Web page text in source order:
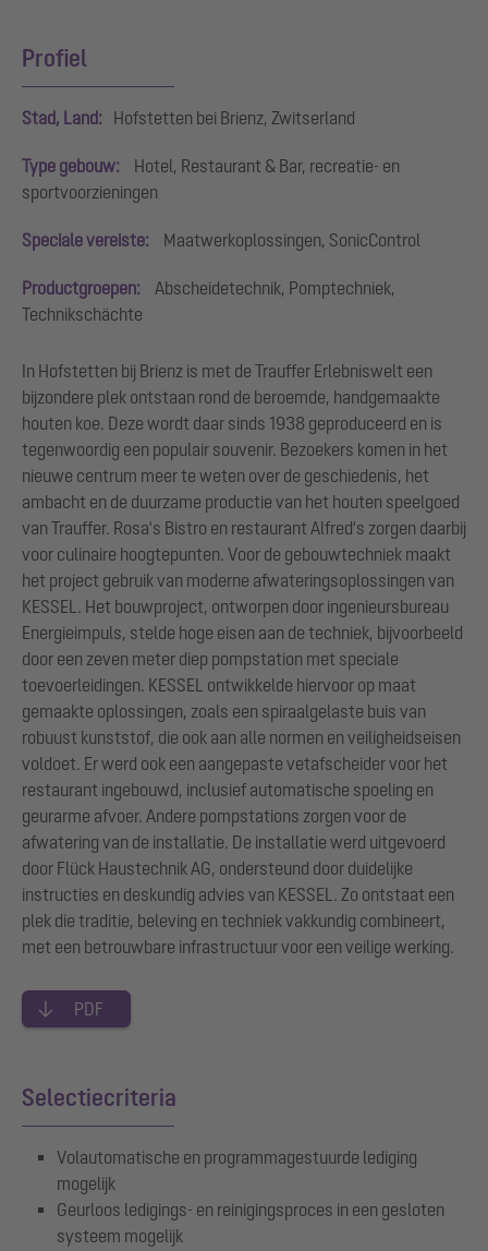
Profiel
Stad, Land: Hofstetten bei Brienz, Zwitserland
Type gebouw:
Hotel, Restaurant & Bar, recreatie- en
sportvoorzieningen
Speciale vereiste: Maatwerkoplossingen, SonicControl
Productgroepen:
Abscheidetechnik, Pomptechniek,
Technikschächte
In Hofstetten bij Brienz is met de Trauffer Erlebniswelt een
bijzondere plek ontstaan rond de beroemde, handgemaakte
houten koe. Deze wordt daar sinds 1938 geproduceerd en is
tegenwoordig een populair souvenir. Bezoekers komen in het
nieuwe centrum meer te weten over de geschiedenis, het
ambacht en de duurzame productie van het houten speelgoed
van Trauffer. Rosa's Bistro en restaurant Alfred's zorgen daarbij
voor culinaire hoogtepunten. Voor de gebouwtechniek maakt
het project gebruik van moderne afwateringsoplossingen van
KESSEL. Het bouwproject, ontworpen door ingenieursbureau
Energieimpuls, stelde hoge eisen aan de techniek, bijvoorbeeld
door een zeven meter diep pompstation met speciale
toevoerleidingen. KESSEL ontwikkelde hiervoor op maat
gemaakte oplossingen, zoals een spiraalgelaste buis van
robuust kunststof, die ook aan alle normen en veiligheidseisen
voldoet. Er werd ook een aangepaste vetafscheider voor het
restaurant ingebouwd, inclusief automatische spoeling en
geurarme afvoer. Andere pompstations zorgen voor de
afwatering van de installatie. De installatie werd uitgevoerd
door Flück Haustechnik AG, ondersteund door duidelijke
instructies en deskundig advies van KESSEL. Zo ontstaat een
plek die traditie, beleving en techniek vakkundig combineert,
met een betrouwbare infrastructuur voor een veilige werking.
PDF
Selectiecriteria
Volautomatische en programmagestuurde lediging
mogelijk
Geurloos ledigings- en reinigingsproces in een gesloten
systeem mogelijk